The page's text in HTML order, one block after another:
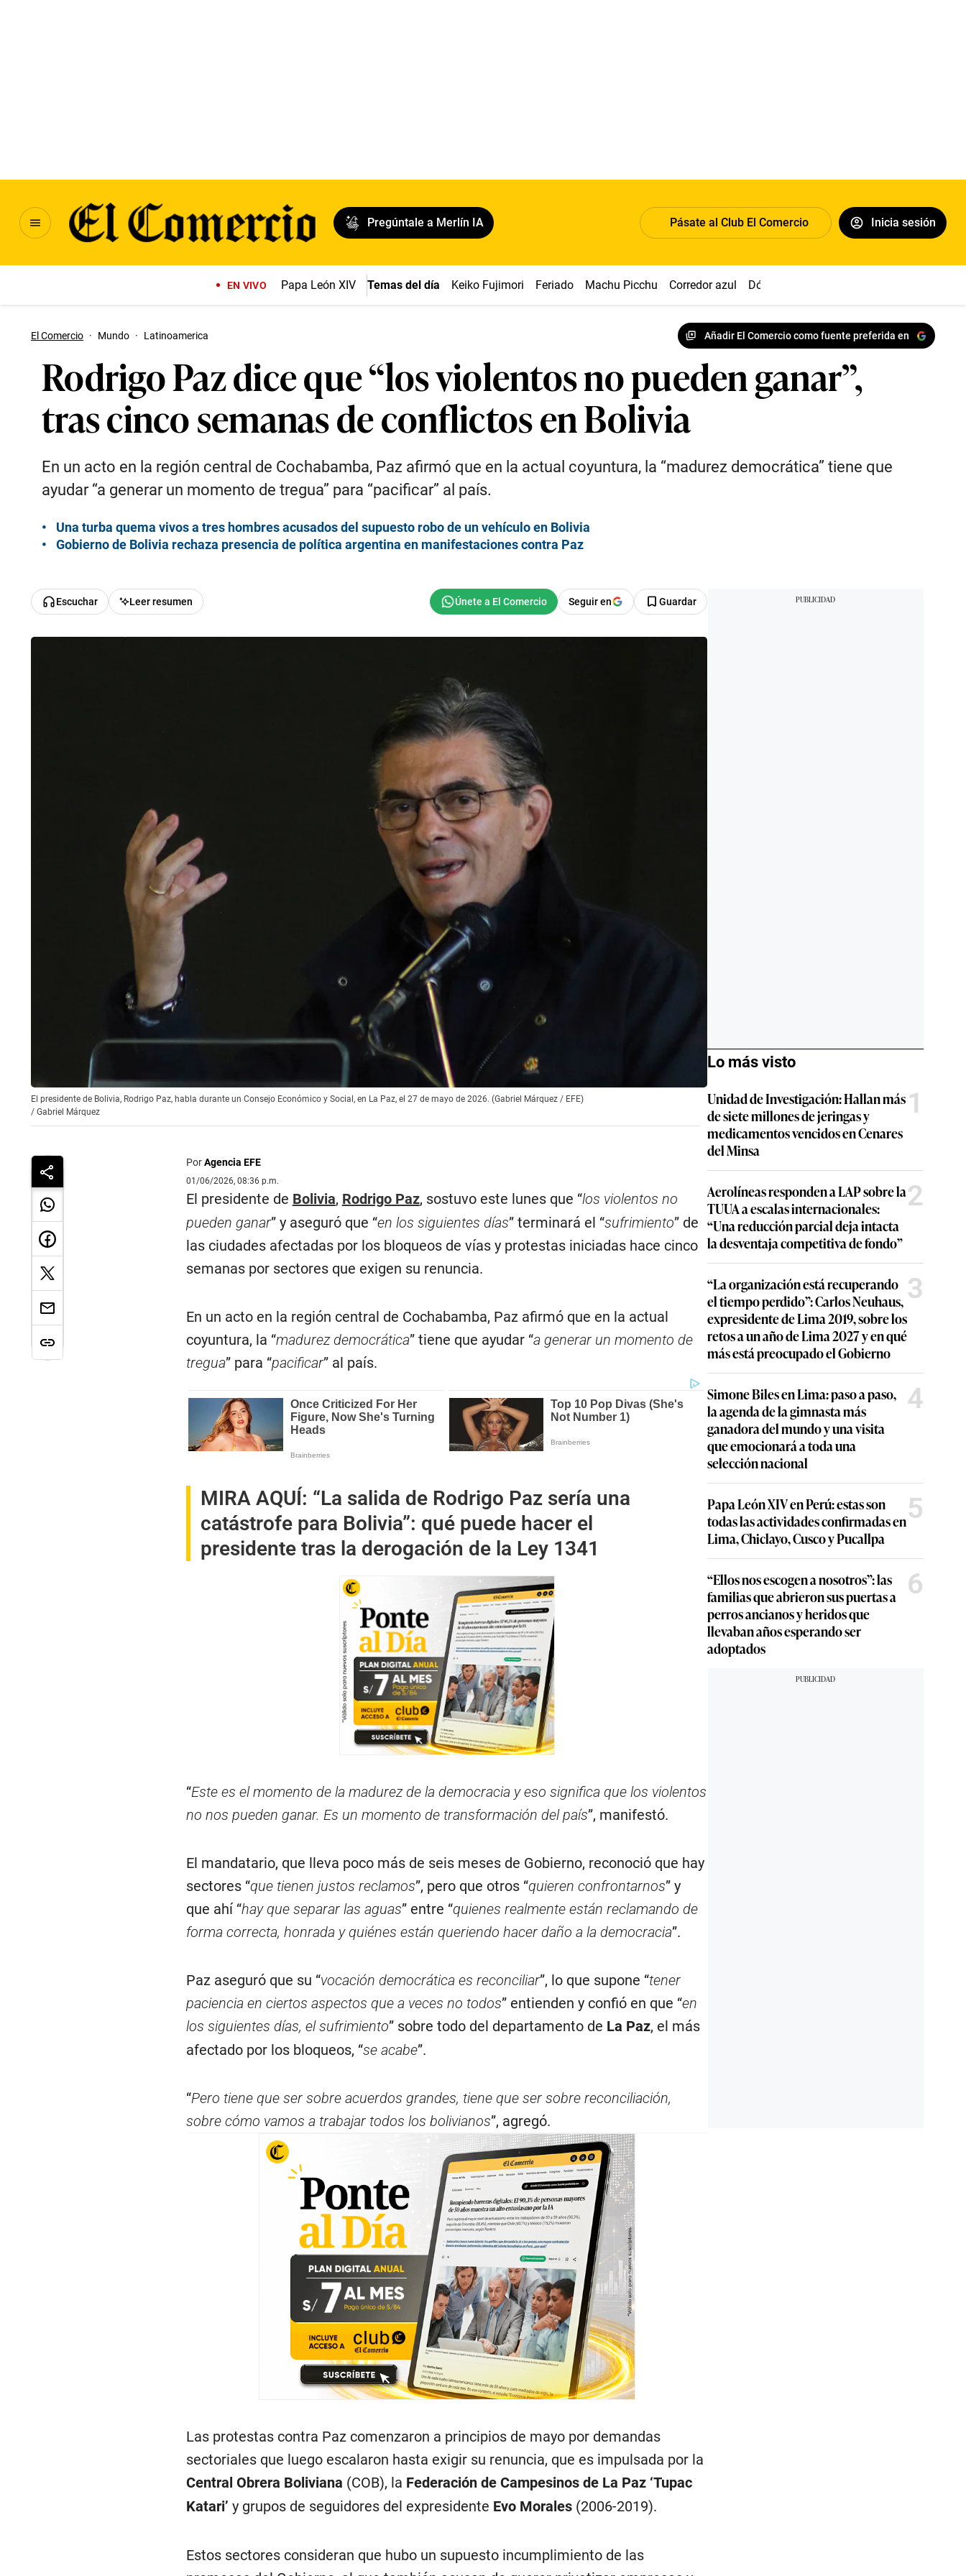
Pregúntale a Merlín IA Pásate al Club El Comercio Inicia sesión
EN VIVO Papa León XIV Temas del día Keiko Fujimori Feriado Machu Picchu Corredor azul Dólar
El Comercio · Mundo · Latinoamerica Añadir El Comercio como fuente preferida en
Rodrigo Paz dice que “los violentos no pueden ganar”,
tras cinco semanas de conflictos en Bolivia
En un acto en la región central de Cochabamba, Paz afirmó que en la actual coyuntura, la “madurez democrática” tiene que
ayudar “a generar un momento de tregua” para “pacificar” al país.
Una turba quema vivos a tres hombres acusados del supuesto robo de un vehículo en Bolivia
Gobierno de Bolivia rechaza presencia de política argentina en manifestaciones contra Paz
Escuchar Leer resumen Seguir en Guardar
El presidente de Bolivia, Rodrigo Paz, habla durante un Consejo Económico y Social, en La Paz, el 27 de mayo de 2026. (Gabriel Márquez / EFE)
/ Gabriel Márquez
PorAgencia EFE
01/06/2026, 08:36 p.m.
El presidente de Bolivia, Rodrigo Paz, sostuvo este lunes que “los violentos no
pueden ganar” y aseguró que “en los siguientes días” terminará el “sufrimiento” de
las ciudades afectadas por los bloqueos de vías y protestas iniciadas hace cinco
semanas por sectores que exigen su renuncia.
En un acto en la región central de Cochabamba, Paz afirmó que en la actual
coyuntura, la “madurez democrática” tiene que ayudar “a generar un momento de
tregua” para “pacificar” al país.
MIRA AQUÍ: “La salida de Rodrigo Paz sería una
catástrofe para Bolivia”: qué puede hacer el
presidente tras la derogación de la Ley 1341
“Este es el momento de la madurez de la democracia y eso significa que los violentos
no nos pueden ganar. Es un momento de transformación del país”, manifestó.
El mandatario, que lleva poco más de seis meses de Gobierno, reconoció que hay
sectores “que tienen justos reclamos”, pero que otros “quieren confrontarnos” y
que ahí “hay que separar las aguas” entre “quienes realmente están reclamando de
forma correcta, honrada y quiénes están queriendo hacer daño a la democracia”.
Paz aseguró que su “vocación democrática es reconciliar”, lo que supone “tener
paciencia en ciertos aspectos que a veces no todos” entienden y confió en que “en
los siguientes días, el sufrimiento” sobre todo del departamento de La Paz, el más
afectado por los bloqueos, “se acabe”.
“Pero tiene que ser sobre acuerdos grandes, tiene que ser sobre reconciliación,
sobre cómo vamos a trabajar todos los bolivianos”, agregó.
Las protestas contra Paz comenzaron a principios de mayo por demandas
sectoriales que luego escalaron hasta exigir su renuncia, que es impulsada por la
Central Obrera Boliviana (COB), la Federación de Campesinos de La Paz ‘Tupac
Katari’ y grupos de seguidores del expresidente Evo Morales(2006-2019).
Estos sectores consideran que hubo un supuesto incumplimiento de las
Lo más visto
Unidad de Investigación: Hallan más
de siete millones de jeringas y
medicamentos vencidos en Cenares
del Minsa
1
Aerolíneas responden a LAP sobre la
TUUA a escalas internacionales:
“Una reducción parcial deja intacta
la desventaja competitiva de fondo”
2
“La organización está recuperando
el tiempo perdido”: Carlos Neuhaus,
expresidente de Lima 2019, sobre los
retos a un año de Lima 2027 y en qué
más está preocupado el Gobierno
3
Simone Biles en Lima: paso a paso,
la agenda de la gimnasta más
ganadora del mundo y una visita
que emocionará a toda una
selección nacional
4
Papa León XIV en Perú: estas son
todas las actividades confirmadas en
Lima, Chiclayo, Cusco y Pucallpa
5
“Ellos nos escogen a nosotros”: las
familias que abrieron sus puertas a
perros ancianos y heridos que
llevaban años esperando ser
adoptados
6